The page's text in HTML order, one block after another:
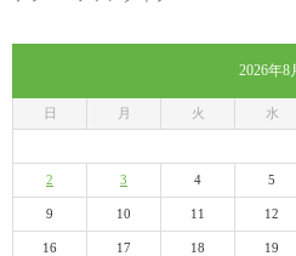
2026年8
日 月 火 水
2 3 4 5
9 10 11 12
16 17 18 19